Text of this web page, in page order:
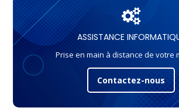
ASSISTANCE
Prise en main à distance de votre
Contactez-nous